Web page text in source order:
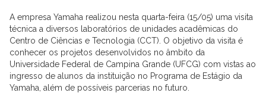
A empresa Yamaha realizou nesta quarta-feira (15/05) uma visita
técnica a diversos laboratórios de unidades acadêmicas do
Centro de Ciências e Tecnologia (CCT). O objetivo da visita é
conhecer os projetos desenvolvidos no âmbito da
Universidade Federal de Campina Grande (UFCG) com vistas ao
ingresso de alunos da instituição no Programa de Estágio da
Yamaha, além de possíveis parcerias no futuro.